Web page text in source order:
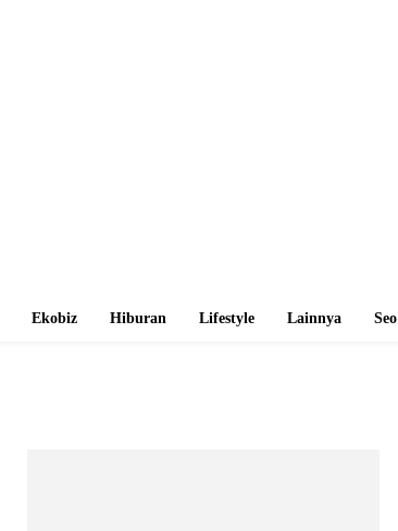
Ekobiz Hiburan Lifestyle Lainnya Seo